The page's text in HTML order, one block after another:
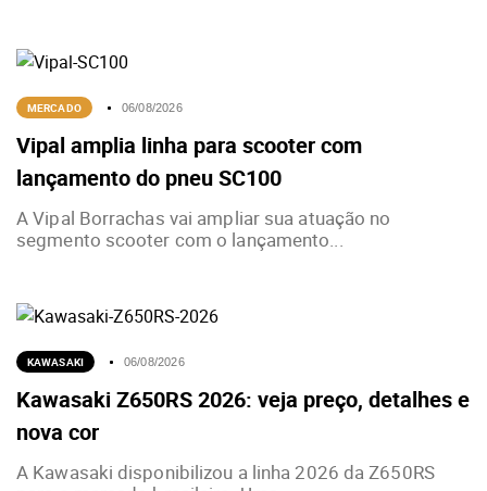
MERCADO 06/08/2026
Vipal amplia linha para scooter com
lançamento do pneu SC100
A Vipal Borrachas vai ampliar sua atuação no
segmento scooter com o lançamento...
KAWASAKI 06/08/2026
Kawasaki Z650RS 2026: veja preço, detalhes e
nova cor
A Kawasaki disponibilizou a linha 2026 da Z650RS